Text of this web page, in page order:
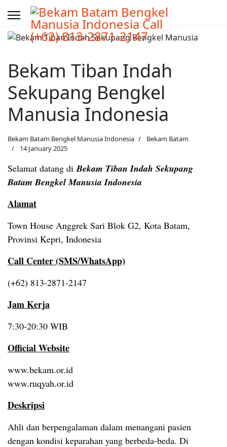
Bekam Tiban Indah
Sekupang Bengkel
Manusia Indonesia
Bekam Batam Bengkel Manusia Indonesia
Bekam Batam
14 January 2025
Selamat datang di Bekam Tiban Indah Sekupang
Batam Bengkel Manusia Indonesia
Alamat
Town House Anggrek Sari Blok G2, Kota Batam,
Provinsi Kepri, Indonesia
Call Center (SMS/WhatsApp)
(+62) 813-2871-2147
Jam Kerja
7:30-20:30 WIB
Official Website
www.bekam.or.id
www.ruqyah.or.id
Deskripsi
Ahli dan berpengalaman dalam menangani pasien
dengan kondisi keparahan yang berbeda-beda. Di